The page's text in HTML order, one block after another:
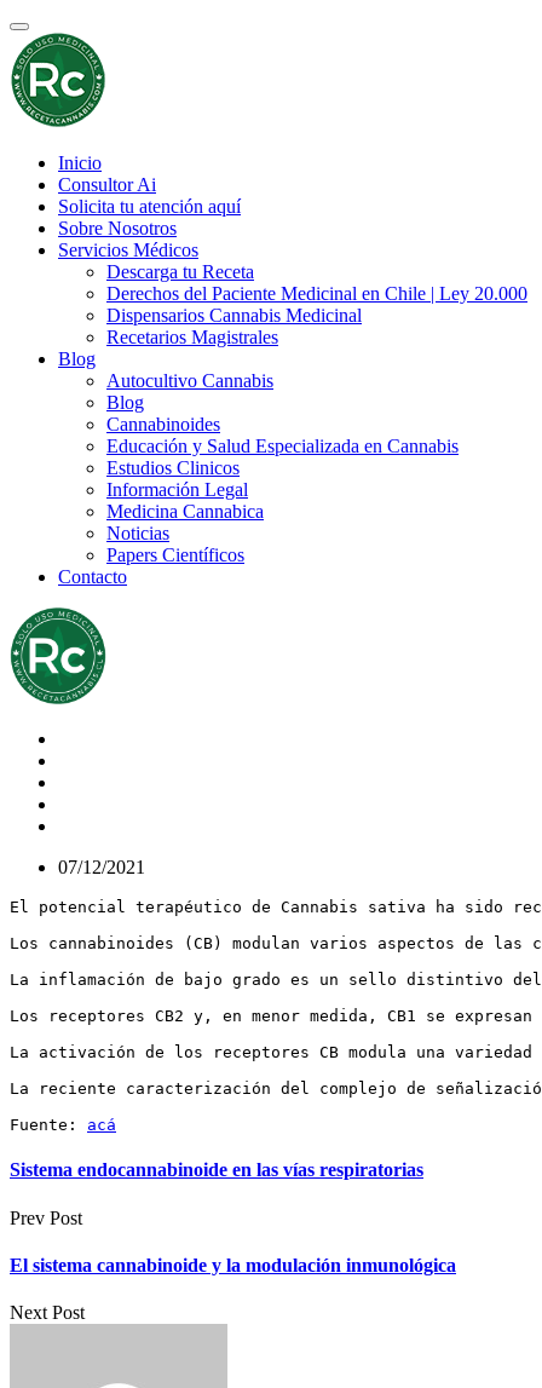
Inicio
Consultor Ai
Solicita tu atención aquí
Sobre Nosotros
Servicios Médicos
Descarga tu Receta
Derechos del Paciente Medicinal en Chile | Ley 20.000
Dispensarios Cannabis Medicinal
Recetarios Magistrales
Blog
Autocultivo Cannabis
Blog
Cannabinoides
Educación y Salud Especializada en Cannabis
Estudios Clinicos
Información Legal
Medicina Cannabica
Noticias
Papers Científicos
Contacto
07/12/2021
El potencial terapéutico de Cannabis sativa ha sido
Los cannabinoides (CB) modulan varios aspectos
La inflamación de bajo grado es un sello distintivo
Los receptores CB2 y, en menor medida, CB1 se
La activación de los receptores CB modula una
La reciente caracterización del complejo de
Fuente: acá
Sistema endocannabinoide en las vías respiratorias
Prev Post
El sistema cannabinoide y la modulación inmunológica
Next Post